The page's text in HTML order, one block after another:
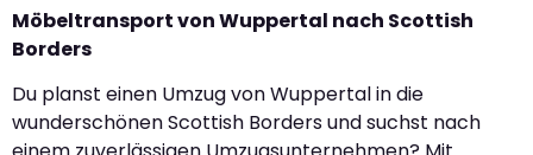
Möbeltransport von Wuppertal nach Scottish
Borders
Du planst einen Umzug von Wuppertal in die
wunderschönen Scottish Borders und suchst nach